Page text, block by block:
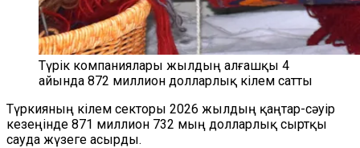
Түрік компаниялары жылдың алғашқы 4
айында 872 миллион долларлық кілем сатты
Түркияның кілем секторы 2026 жылдың қаңтар-сәуір
кезеңінде 871 миллион 732 мың долларлық сыртқы
сауда жүзеге асырды.